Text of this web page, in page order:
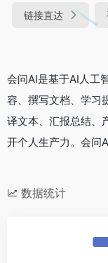
链接直达
会问AI是基于AI人工
容、撰写文档、学习
译文本、汇报总结、
开个人生产力。会问
数据统计